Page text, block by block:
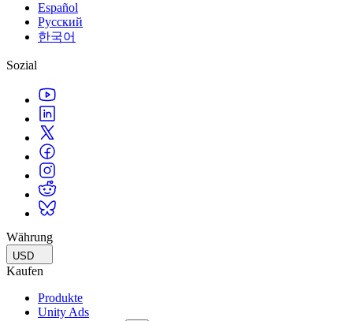
Español
Русский
한국어
Sozial
Währung
USD
Kaufen
Produkte
Unity Ads